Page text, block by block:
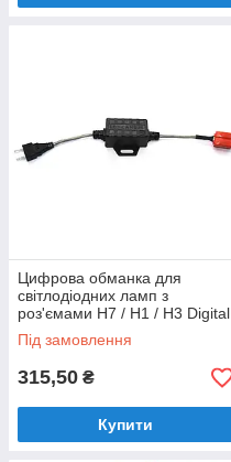
Цифрова обманка для
світлодіодних ламп з
роз'ємами H7 / H1 / H3 Digital
LED warning canceller
Під замовлення
315,50 ₴
Купити